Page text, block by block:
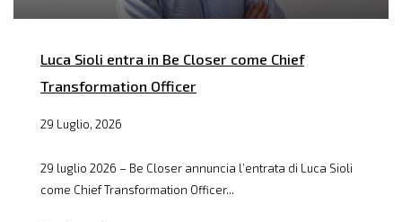
Luca Sioli entra in Be Closer come Chief
Transformation Officer
29 Luglio, 2026
29 luglio 2026 – Be Closer annuncia l’entrata di Luca Sioli
come Chief Transformation Officer...